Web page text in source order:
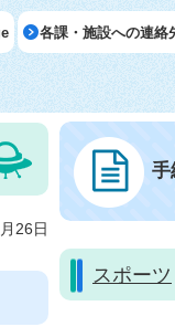
各課・施設への連絡
26日
手
スポーツ